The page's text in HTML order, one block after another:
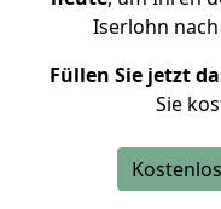
Iserlohn
Füllen Sie jetzt
Sie